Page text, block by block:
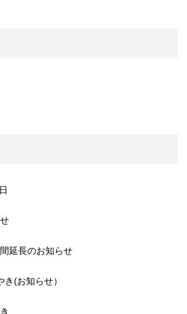
延長のお知らせ
き(お知らせ）